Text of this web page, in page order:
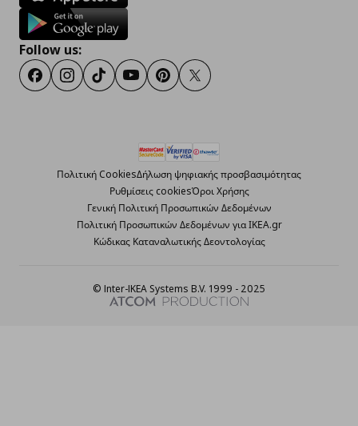
Follow us:
FacebookInstagram
TikTokYoutubePinterestTwitter
Πολιτική CookiesΔήλωση ψηφιακής προσβασιμότητας
Ρυθμίσεις cookiesΌροι Χρήσης
Γενική Πολιτική Προσωπικών Δεδομένων
Πολιτική Προσωπικών Δεδομένων για ΙΚΕΑ.gr
Κώδικας Καταναλωτικής Δεοντολογίας
© Inter-IKEA Systems B.V. 1999 - 2025